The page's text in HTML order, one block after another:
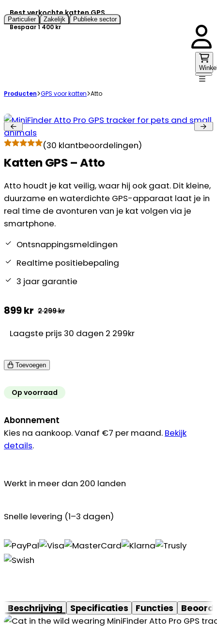
Particulier Zakelijk Publieke sector
Producten GPS voor katten Atto
Best verkochte katten GPS
Bespaar 1 400 kr
(30 klantbeoordelingen)
Katten GPS – Atto
Atto houdt je kat veilig, waar hij ook gaat. Dit kleine,
duurzame en waterdichte GPS-apparaat laat je in
real time de avonturen van je kat volgen via je
smartphone.
Ontsnappingsmeldingen
Realtime positiebepaling
3 jaar garantie
2 299kr
Oorspronkelijke
was:
2
899kr
Huidige
is:
899 kr.
Laagste prijs 30 dagen 2 299kr
Toevoegen
Op voorraad
Abonnement
Kies na aankoop. Vanaf €7 per maand. Bekijk
details.
Werkt in meer dan 200 landen
Snelle levering (1–3 dagen)
Beschrijving Specificaties Functies